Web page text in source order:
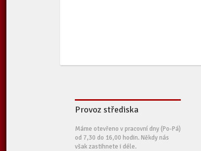
Provoz střediska
Máme otevřeno v pracovní dny (Po-Pá)
od 7,30 do 16,00 hodin. Někdy nás
však zastihnete i déle.